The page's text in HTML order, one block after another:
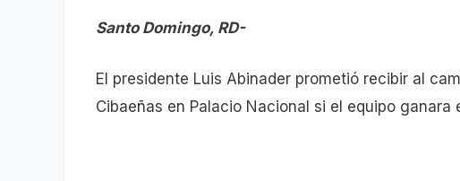
Santo Domingo, RD-
El presidente Luis Abinader prometió recibir al
Cibaeñas en Palacio Nacional si el equipo ganara